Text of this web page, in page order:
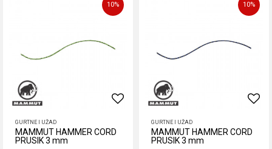
10%
GURTNE I UŽAD
MAMMUT HAMMER CORD
PRUSIK 3 mm
10%
GURTNE I UŽAD
MAMMUT HAMMER CORD
PRUSIK 3 mm